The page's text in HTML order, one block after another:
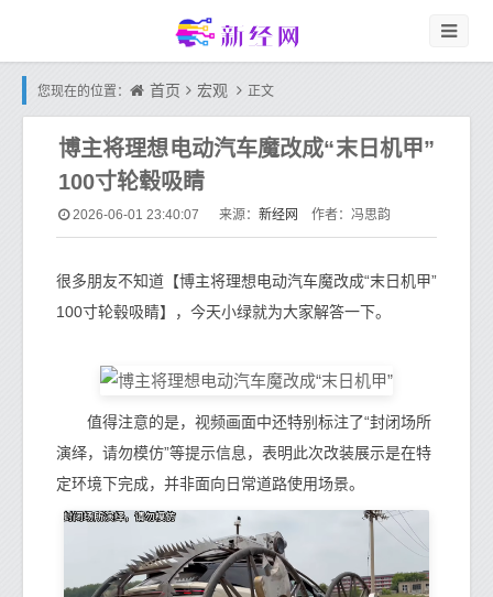
您现在的位置： 首页 宏观 正文
博主将理想电动汽车魔改成“末日机甲”
100寸轮毂吸睛
2026-06-01 23:40:07 来源： 新经网 作者：冯思韵
很多朋友不知道【博主将理想电动汽车魔改成“末日机甲”
100寸轮毂吸睛】，今天小绿就为大家解答一下。
值得注意的是，视频画面中还特别标注了“封闭场所
演绎，请勿模仿”等提示信息，表明此次改装展示是在特
定环境下完成，并非面向日常道路使用场景。